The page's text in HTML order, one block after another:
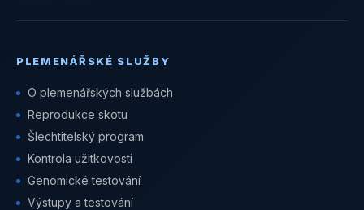
PLEMENÁŘSKÉ SLUŽBY
O plemenářských službách
Reprodukce skotu
Šlechtitelský program
Kontrola užitkovosti
Genomické testování
Výstupy a testování